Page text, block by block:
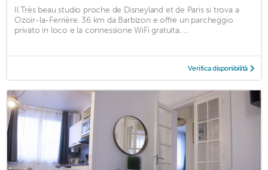
Il Très beau studio proche de Disneyland et de Paris si trova a
Ozoir-la-Ferrière. 36 km da Barbizon e offre un parcheggio
privato in loco e la connessione WiFi gratuita. ...
Verifica disponibilità